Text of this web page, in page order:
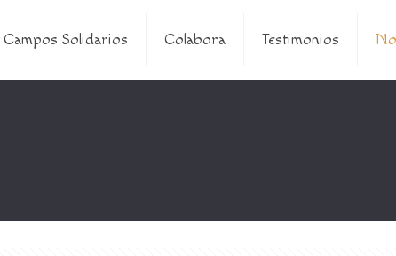
Campos Solidarios Colabora Testimonios